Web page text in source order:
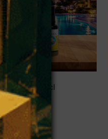
Cannol – 50cl